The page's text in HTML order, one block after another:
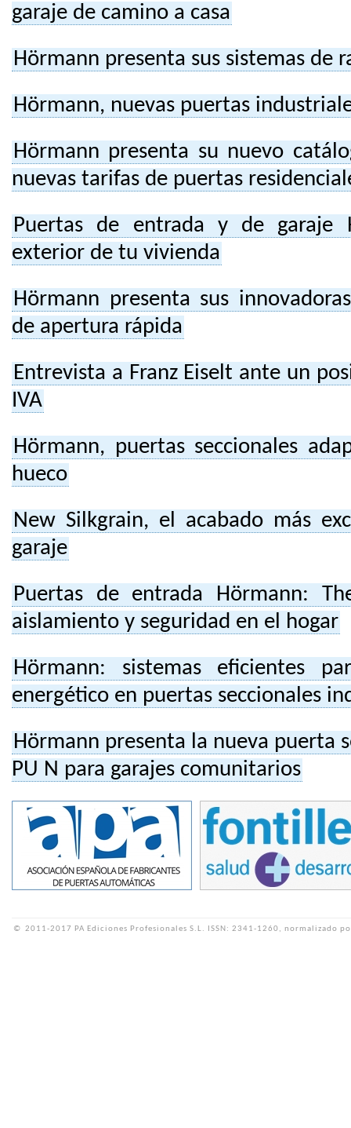
garaje de camino a casa
Hörmann presenta sus sistemas de
Hörmann, nuevas puertas
Hörmann presenta su nuevo
nuevas tarifas de puertas
Puertas de entrada y de garaje
exterior de tu vivienda
Hörmann presenta sus
de apertura rápida
Entrevista a Franz Eiselt ante un
IVA
Hörmann, puertas seccionales
hueco
New Silkgrain, el acabado más
garaje
Puertas de entrada Hörmann:
aislamiento y seguridad en el hogar
Hörmann: sistemas eficientes
energético en puertas seccionales
Hörmann presenta la nueva puerta
PU N para garajes comunitarios
© 2011-2017 PA Ediciones Profesionales S.L. ISSN: 2341-1260, normalizado